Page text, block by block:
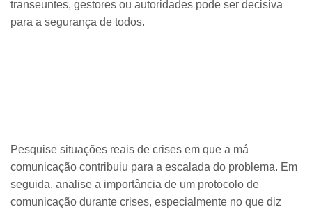
transeuntes, gestores ou autoridades pode ser decisiva
para a segurança de todos.
Pesquise situações reais de crises em que a má
comunicação contribuiu para a escalada do problema. Em
seguida, analise a importância de um protocolo de
comunicação durante crises, especialmente no que diz